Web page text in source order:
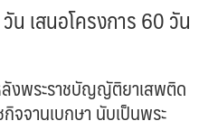
เสนอโครงการ 60 วัน
พระราชบัญญัติยาเสพติด
จจานุเบกษา นับเป็นพระ